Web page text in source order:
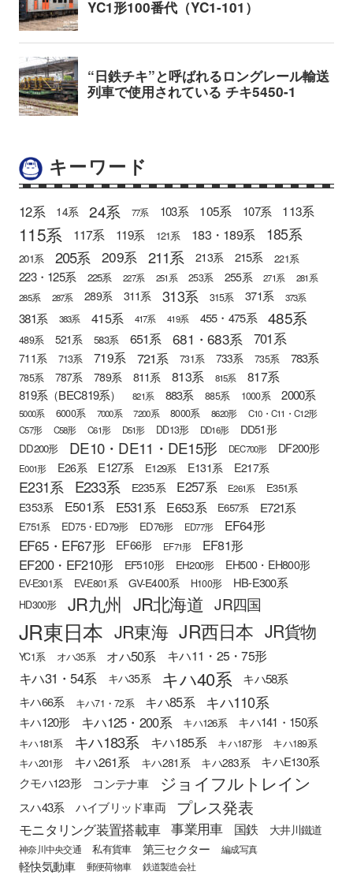
キーワード
12系 14系 24系 77系 103系 105系 107系 113系
115系 117系 119系 121系 183・189系 185系
201系 205系 209系 211系 213系 215系 221系
223・125系 225系 227系 251系 253系 255系 271系
281系
285系
287系 289系 311系 313系 315系 371系 373系
381系 383系 415系 417系 419系 455・475系 485系
489系 521系 583系 651系 681・683系 701系
711系 713系 719系 721系 731系 733系 735系 783系
785系 787系 789系 811系 813系 815系 817系
819系（BEC819系） 821系 883系 885系 1000系 2000系
5000系 6000系 7000系 7200系 8000系 8620形
C10・C11・C12形
C57形
C58形 C61形 D51形 DD13形 DD16形 DD51形
DD200形 DE10・DE11・DE15形 DEC700形 DF200形
E001形 E26系 E127系 E129系 E131系 E217系
E231系 E233系 E235系 E257系 E261系 E351系
E353系 E501系 E531系 E653系 E657系 E721系
E751系 ED75・ED79形 ED76形 ED77形 EF64形
EF65・EF67形 EF66形 EF71形
EF81形
EF200・EF210形
EF510形 EH200形 EH500・EH800形
EV-E301系 EV-E801系 GV-E400系 H100形 HB-E300系
HD300形 JR九州 JR北海道 JR四国
JR東日本 JR東海 JR西日本 JR貨物
YC1系 オハ35系 オハ50系 キハ11・25・75形
キハ31・54系 キハ35系 キハ40系 キハ58系
キハ66系 キハ71・72系 キハ85系 キハ110系
キハ120形 キハ125・200系 キハ126系 キハ141・150系
キハ181系 キハ183系 キハ185系 キハ187形
キハ189系
キハ201形
キハ261系 キハ281系 キハ283系
キハE130系
クモハ123形
コンテナ車 ジョイフルトレイン
スハ43系 ハイブリッド車両 プレス発表
モニタリング装置搭載車 事業用車 国鉄 大井川鐵道
神奈川中央交通 私有貨車 第三セクター 編成写真
軽快気動車 郵便荷物車 鉄道製造会社